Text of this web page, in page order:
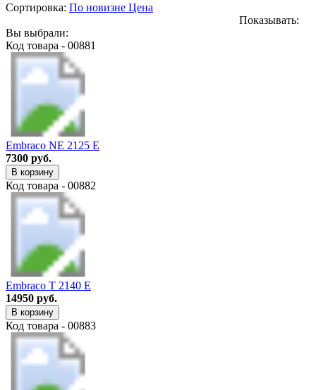
Сортировка: По новизне Цена
Показывать:
Вы выбрали:
Код товара - 00881
Embraco NE 2125 E
7300 руб.
В корзину
Код товара - 00882
Embraco T 2140 E
14950 руб.
В корзину
Код товара - 00883